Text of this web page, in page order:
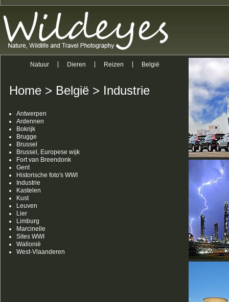
Natuur Dieren Reizen België
Home > België > Industrie
Antwerpen
Ardennen
Bokrijk
Brugge
Brussel
Brussel, Europese wijk
Fort van Breendonk
Gent
Historische foto's WWI
Industrie
Kastelen
Kust
Leuven
Lier
Limburg
Marcinelle
Sites WWI
Wallonië
West-Vlaanderen